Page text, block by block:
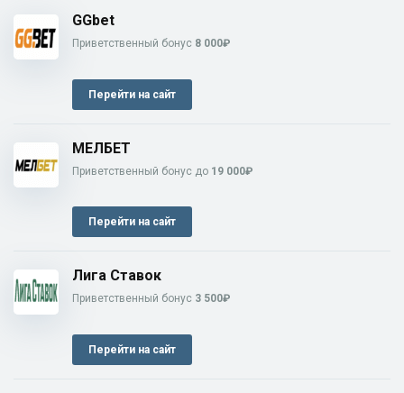
GGbet
Приветственный бонус 8 000₽
Перейти на сайт
МЕЛБЕТ
Приветственный бонус до 19 000₽
Перейти на сайт
Лига Ставок
Приветственный бонус 3 500₽
Перейти на сайт